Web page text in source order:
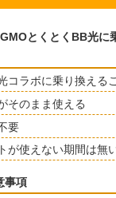
とくとくBB光に
コラボに乗り換える
そのまま使える
要
が使えない期間は無
事項